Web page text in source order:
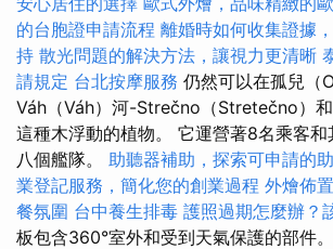
的台胞證申請流程 離婚時如何收集證據
持 散光問題的解決方法，讓視力更清晰
請規定 台北按摩服務 仍然可以在孤兒（
Váh（Váh）河-Strečno（Stretečno）
這種木浮動的植物。 它運營著8名乘客
八個艦隊。 助聽器補助，探索可申請的
業登記服務，簡化您的創業過程 外燴佈
餐氛圍 台中養生排毒 護照過期怎麼辦？
板包含360°室外和受到天氣保護的部件。